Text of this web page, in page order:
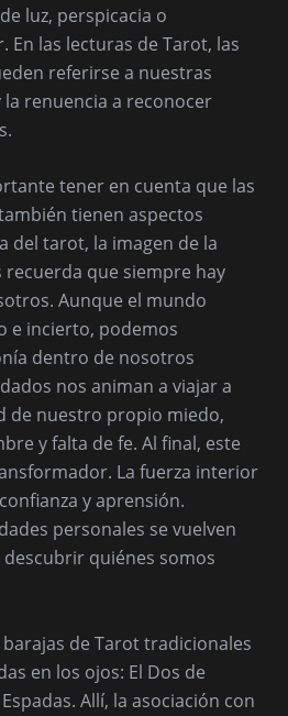
luz, perspicacia o
las lecturas de Tarot, las
referirse a nuestras
renuencia a reconocer
tener en cuenta que las
tienen aspectos
del tarot, la imagen de la
recuerda que siempre hay
Aunque el mundo
e incierto, podemos
dentro de nosotros
nos animan a viajar a
de nuestro propio miedo,
y falta de fe. Al final, este
La fuerza interior
y aprensión.
personales se vuelven
quiénes somos
de Tarot tradicionales
en los ojos: El Dos de
Allí, la asociación con